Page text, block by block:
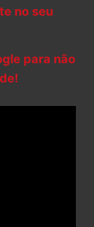
no seu
para não